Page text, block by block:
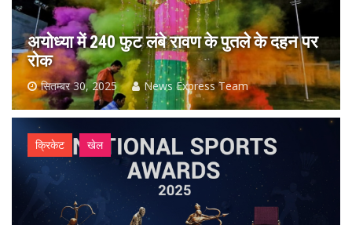
अयोध्या में 240 फुट लंबे रावण के पुतले के दहन पर
रोक
सितम्बर 30, 2025 News Express Team
क्रिकेट खेल